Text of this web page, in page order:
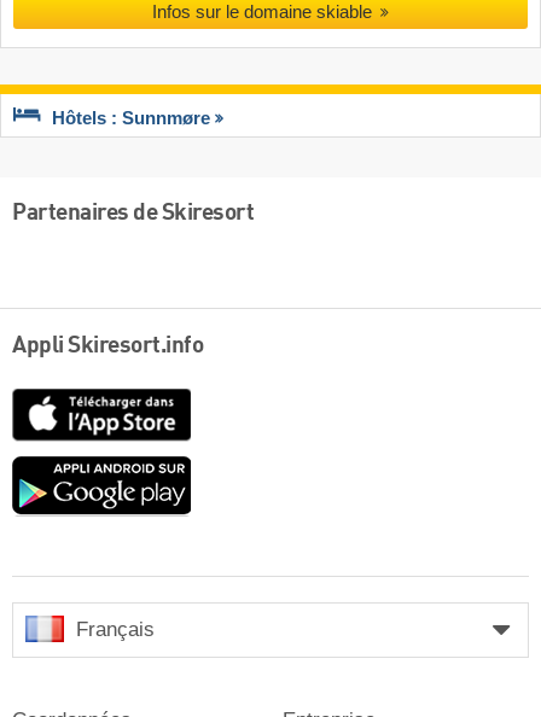
Infos sur le domaine skiable
Hôtels : Sunnmøre
Partenaires de Skiresort
Appli Skiresort.info
Google
Français